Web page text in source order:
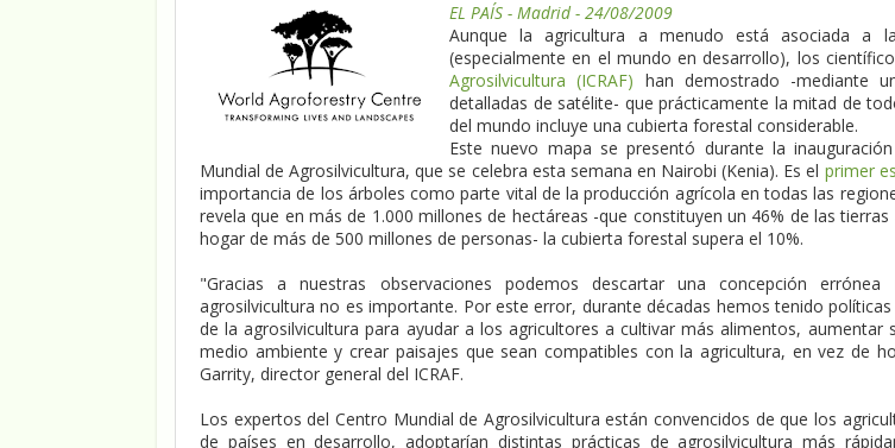
EL PAÍS - Madrid - 24/08/2009
Aunque la agricultura a menudo está asociada a
(especialmente en el mundo en desarrollo), los
Agrosilvicultura (ICRAF) han demostrado -mediante
detalladas de satélite- que prácticamente la mitad de
del mundo incluye una cubierta forestal considerable.
Este nuevo mapa se presentó durante la
Mundial de Agrosilvicultura, que se celebra esta semana en Nairobi (Kenia). Es el primer
importancia de los árboles como parte vital de la producción agrícola en todas las
revela que en más de 1.000 millones de hectáreas -que constituyen un 46% de las
hogar de más de 500 millones de personas- la cubierta forestal supera el 10%.
"Gracias a nuestras observaciones podemos descartar una concepción
agrosilvicultura no es importante. Por este error, durante décadas hemos tenido
de la agrosilvicultura para ayudar a los agricultores a cultivar más alimentos, aumentar
medio ambiente y crear paisajes que sean compatibles con la agricultura, en vez de
Garrity, director general del ICRAF.
Los expertos del Centro Mundial de Agrosilvicultura están convencidos de que los
de países en desarrollo, adoptarían distintas prácticas de agrosilvicultura más